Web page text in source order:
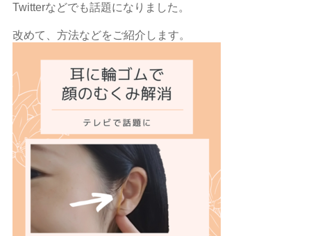
Twitterなどでも話題になりました。
改めて、方法などをご紹介します。